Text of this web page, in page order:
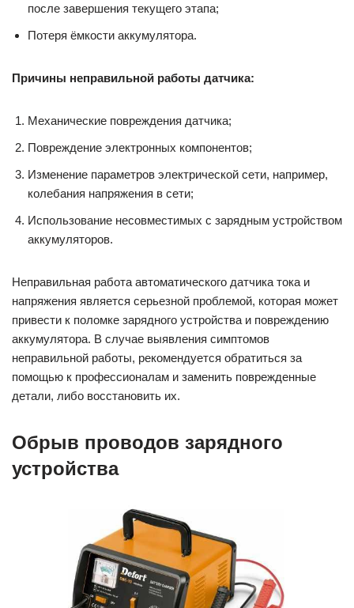
после завершения текущего этапа;
Потеря ёмкости аккумулятора.
Причины неправильной работы датчика:
Механические повреждения датчика;
Повреждение электронных компонентов;
Изменение параметров электрической сети, например,
колебания напряжения в сети;
Использование несовместимых с зарядным устройством
аккумуляторов.
Неправильная работа автоматического датчика тока и
напряжения является серьезной проблемой, которая может
привести к поломке зарядного устройства и повреждению
аккумулятора. В случае выявления симптомов
неправильной работы, рекомендуется обратиться за
помощью к профессионалам и заменить поврежденные
детали, либо восстановить их.
Обрыв проводов зарядного
устройства